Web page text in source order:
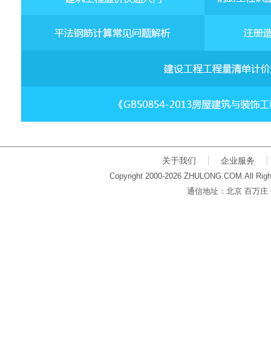
关于我们 企业服务
Copyright 2000-2026 ZHULONG.COM.All
通信地址：北京 百万